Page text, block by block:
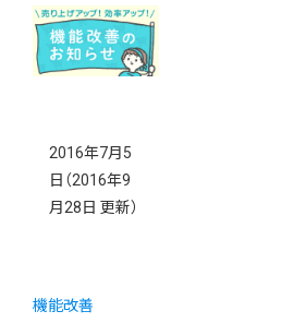
2016年7月5
日 （2016年9
月28日 更新）
機能改善